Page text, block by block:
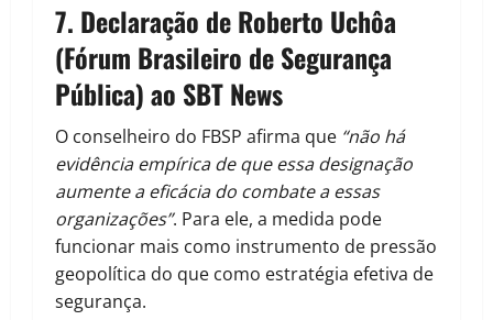
7. Declaração de Roberto Uchôa
(Fórum Brasileiro de Segurança
Pública) ao SBT News
O conselheiro do FBSP afirma que “não há
evidência empírica de que essa designação
aumente a eficácia do combate a essas
organizações”. Para ele, a medida pode
funcionar mais como instrumento de pressão
geopolítica do que como estratégia efetiva de
segurança.